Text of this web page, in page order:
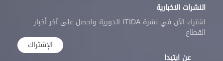
النشرات الاخبارية
اشترك الآن في نشرة ITIDA الدورية واحصل على آخر أخبار
القطاع
الإشتراك
عن ايتيدا